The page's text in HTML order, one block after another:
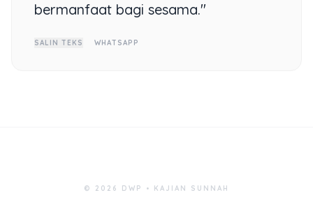
bermanfaat bagi sesama."
SALIN TEKS WHATSAPP
© 2026 DWP • KAJIAN SUNNAH